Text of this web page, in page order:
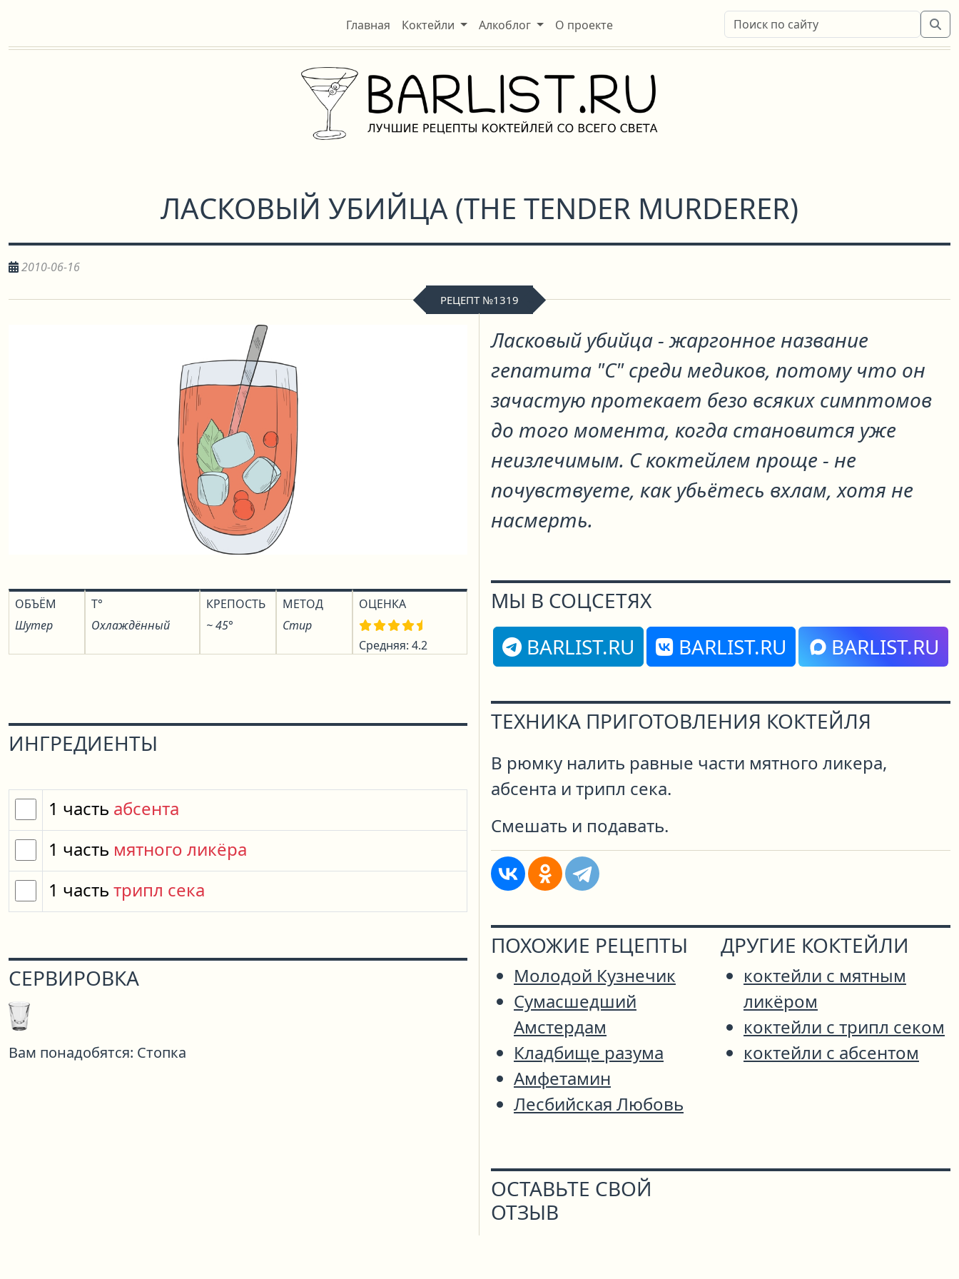
Главная Коктейли Алкоблог О проекте
ЛАСКОВЫЙ УБИЙЦА (THE TENDER MURDERER)
2010-06-16
РЕЦЕПТ №1319
ОБЪЁМ
Шутер
T°
Охлаждённый
КРЕПОСТЬ
~ 45°
МЕТОД
Стир
ОЦЕНКА
Средняя: 4.2
ИНГРЕДИЕНТЫ
1 часть абсента
1 часть мятного ликёра
1 часть трипл сека
СЕРВИРОВКА
Вам понадобятся: Стопка
Ласковый убийца - жаргонное название
гепатита "C" среди медиков, потому что он
зачастую протекает безо всяких симптомов
до того момента, когда становится уже
неизлечимым. С коктейлем проще - не
почувствуете, как убьётесь вхлам, хотя не
насмерть.
МЫ В СОЦСЕТЯХ
BARLIST.RU
BARLIST.RU BARLIST.RU
ТЕХНИКА ПРИГОТОВЛЕНИЯ КОКТЕЙЛЯ
В рюмку налить равные части мятного ликера,
абсента и трипл сека.
Смешать и подавать.
ПОХОЖИЕ РЕЦЕПТЫ
Молодой Кузнечик
Сумасшедший
Амстердам
Кладбище разума
Амфетамин
Лесбийская Любовь
ДРУГИЕ КОКТЕЙЛИ
коктейли с мятным
ликёром
коктейли с трипл секом
коктейли с абсентом
ОСТАВЬТЕ СВОЙ
ОТЗЫВ